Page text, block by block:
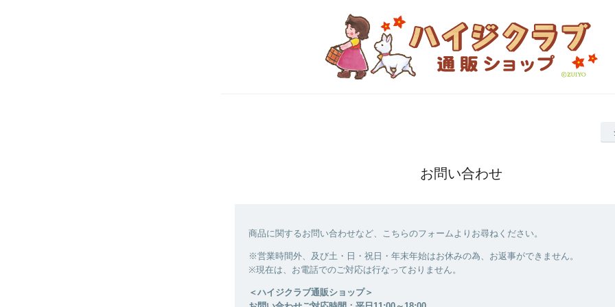
お問い合わせ
商品に関するお問い合わせなど、こちらのフォームよりお尋ねください。
※営業時間外、及び土・日・祝日・年末年始はお休みの為、お返事ができません。
※現在は、お電話でのご対応は行なっておりません。
＜ハイジクラブ通販ショップ＞